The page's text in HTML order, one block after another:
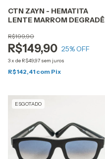
CTN ZAYN - HEMATITA
LENTE MARROM DEGRADÊ
R$149,90
R$199,90
25% OFF
3x de R$49,97 sem juros
R$142,41 com Pix
ESGOTADO